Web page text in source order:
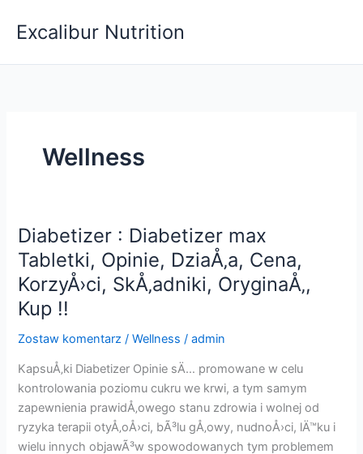
Excalibur Nutrition
Wellness
Diabetizer : Diabetizer max
Tabletki, Opinie, DziaÅ‚a, Cena,
KorzyÅ›ci, SkÅ‚adniki, OryginaÅ‚,
Kup !!
Zostaw komentarz /Wellness /admin
KapsuÅ‚ki Diabetizer Opinie sÄ… promowane w celu
kontrolowania poziomu cukru we krwi, a tym samym
zapewnienia prawidÅ‚owego stanu zdrowia i wolnej od
ryzyka terapii otyÅ‚oÅ›ci, bÃ³lu gÅ‚owy, nudnoÅ›ci, lÄ™ku i
wielu innych objawÃ³w spowodowanych tym problemem